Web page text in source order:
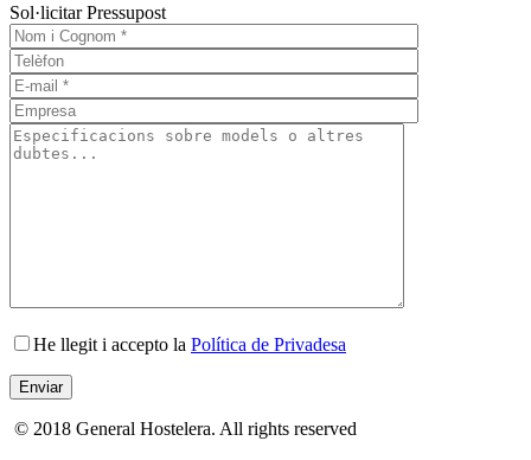
Sol·licitar Pressupost
He llegit i accepto la Política de Privadesa
© 2018 General Hostelera. All rights reserved